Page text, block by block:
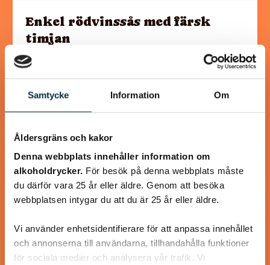
Samtycke Information Om
Åldersgräns och kakor
Denna webbplats innehåller information om
alkoholdrycker. För besök på denna webbplats måste
du därför vara 25 år eller äldre. Genom att besöka
webbplatsen intygar du att du är 25 år eller äldre.
Vi använder enhetsidentifierare för att anpassa innehållet
och annonserna till användarna, tillhandahålla funktioner
för sociala medier och analysera vår trafik. Vi
Enkel rödvinssås med färsk
timjan
Gott och inte så många ingredienser, det behövs inte
alltid!
@larcar06